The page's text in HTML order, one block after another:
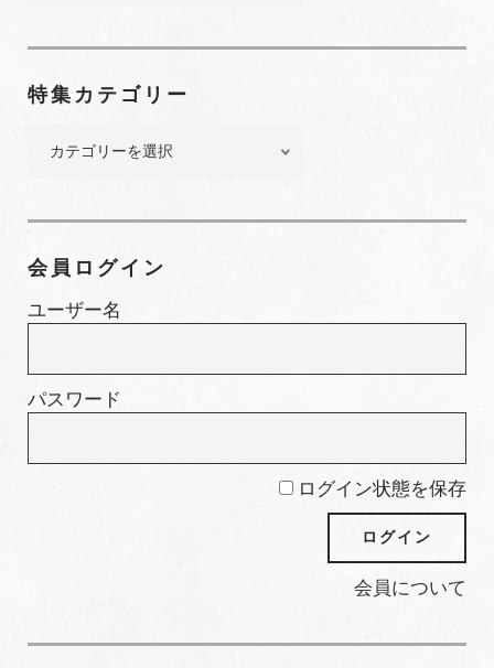
ナ
バ
特集カテゴリー
テ
リ
会員ログイン
ユーザー名
パスワード
ログイン状態を保存
会員について